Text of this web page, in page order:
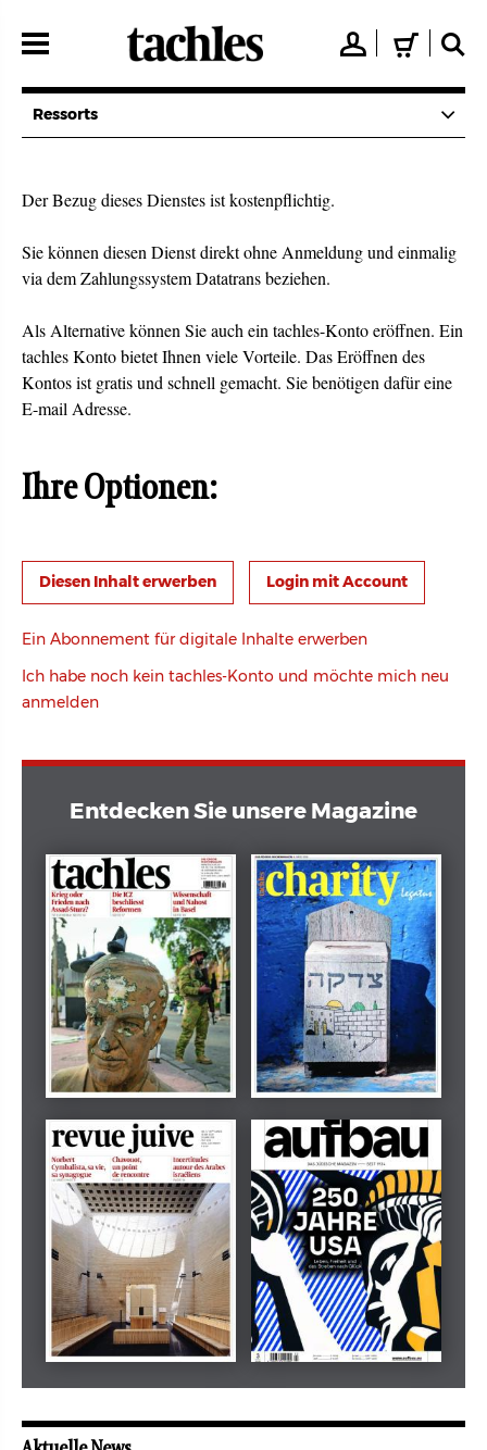
zum
👤 🛒 🔍
Ressorts
Der Bezug dieses Dienstes ist kostenpflichtig.
Sie können diesen Dienst direkt ohne Anmeldung und einmalig
via dem Zahlungssystem Datatrans beziehen.
Als Alternative können Sie auch ein tachles-Konto eröffnen. Ein
tachles Konto bietet Ihnen viele Vorteile. Das Eröffnen des
Kontos ist gratis und schnell gemacht. Sie benötigen dafür eine
E-mail Adresse.
Ihre Optionen:
Login mit Account
Ein Abonnement für digitale Inhalte erwerben
Ich habe noch kein tachles-Konto und möchte mich neu
anmelden
Entdecken Sie unsere Magazine
Dezember 2024
tachles
März 2026
Beilage
revue juive aufbau